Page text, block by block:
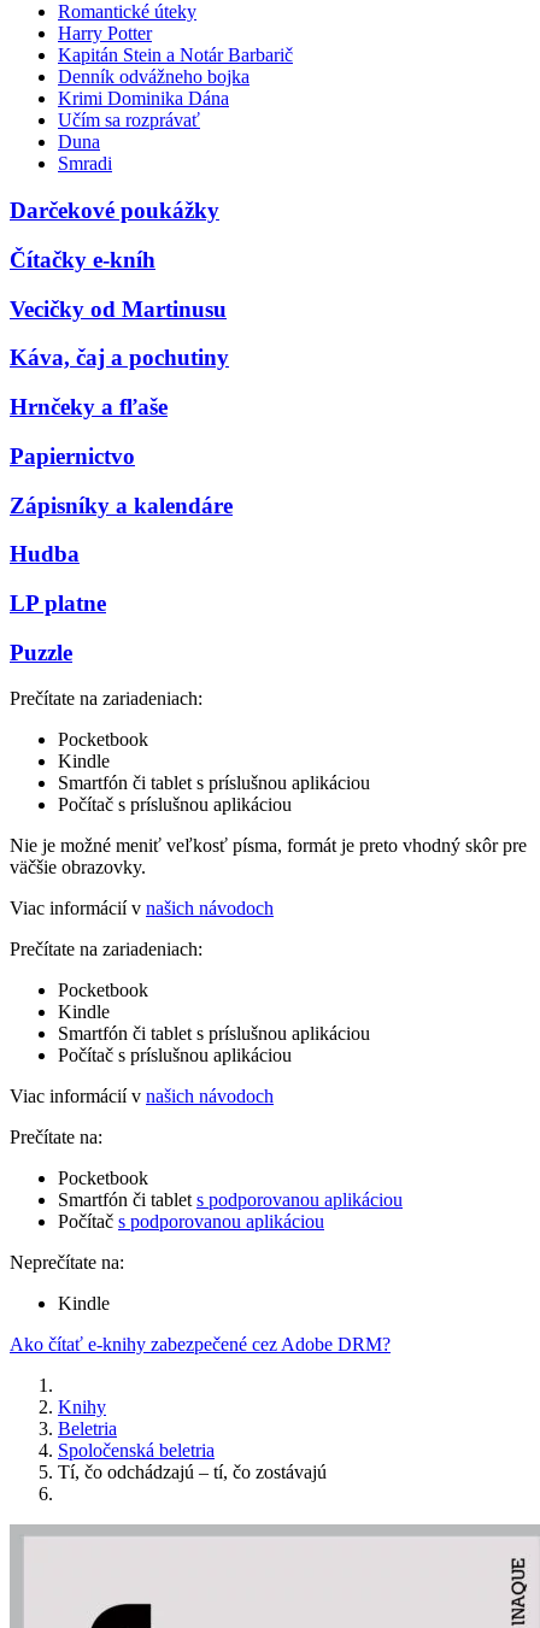
Romantické úteky
Harry Potter
Kapitán Stein a Notár Barbarič
Denník odvážneho bojka
Krimi Dominika Dána
Učím sa rozprávať
Duna
Smradi
Darčekové poukážky
Čítačky e-kníh
Vecičky od Martinusu
Káva, čaj a pochutiny
Hrnčeky a fľaše
Papiernictvo
Zápisníky a kalendáre
Hudba
LP platne
Puzzle
Prečítate na zariadeniach:
Pocketbook
Kindle
Smartfón či tablet s príslušnou aplikáciou
Počítač s príslušnou aplikáciou
Nie je možné meniť veľkosť písma, formát je preto vhodný skôr pre
väčšie obrazovky.
Viac informácií v našich návodoch
Prečítate na zariadeniach:
Pocketbook
Kindle
Smartfón či tablet s príslušnou aplikáciou
Počítač s príslušnou aplikáciou
Viac informácií v našich návodoch
Prečítate na:
Pocketbook
Smartfón či tablet s podporovanou aplikáciou
Počítač s podporovanou aplikáciou
Neprečítate na:
Kindle
Ako čítať e-knihy zabezpečené cez Adobe DRM?
Knihy
Beletria
Spoločenská beletria
Tí, čo odchádzajú – tí, čo zostávajú